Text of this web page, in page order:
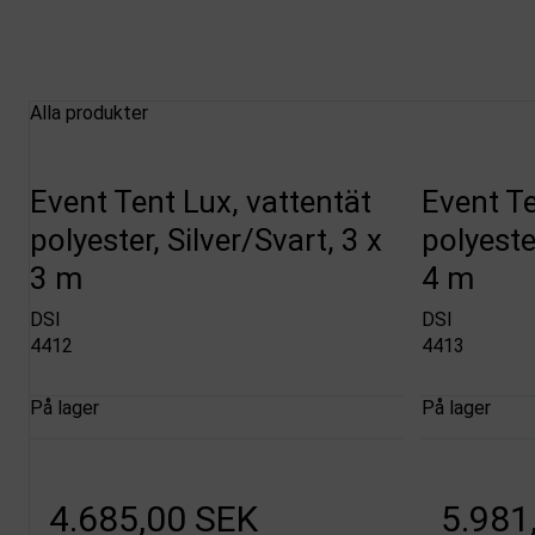
Alla produkter
Event Tent Lux, vattentät
polyester, Silver/Svart, 3 x
3 m
DSI
4412
På lager
4.685,00 SEK
Event
4 m
DSI
4413
På lager